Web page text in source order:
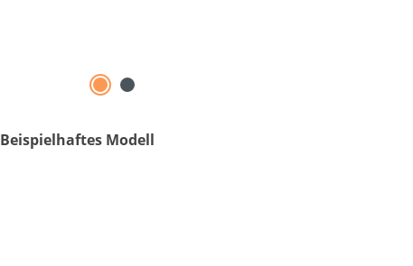
Beispielhaftes Modell